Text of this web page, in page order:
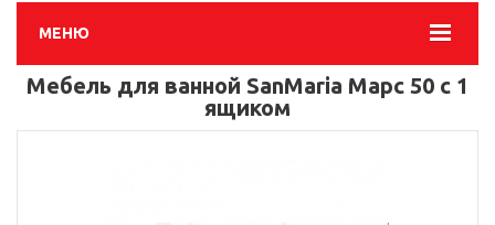
МЕНЮ
Мебель для ванной SanMaria Марс 50 с 1
ящиком